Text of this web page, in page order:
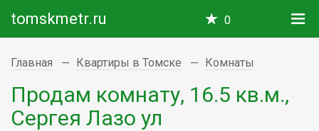
tomskmetr.ru 0
Главная Квартиры в Томске Комнаты
Продам комнату, 16.5 кв.м.,
Сергея Лазо ул